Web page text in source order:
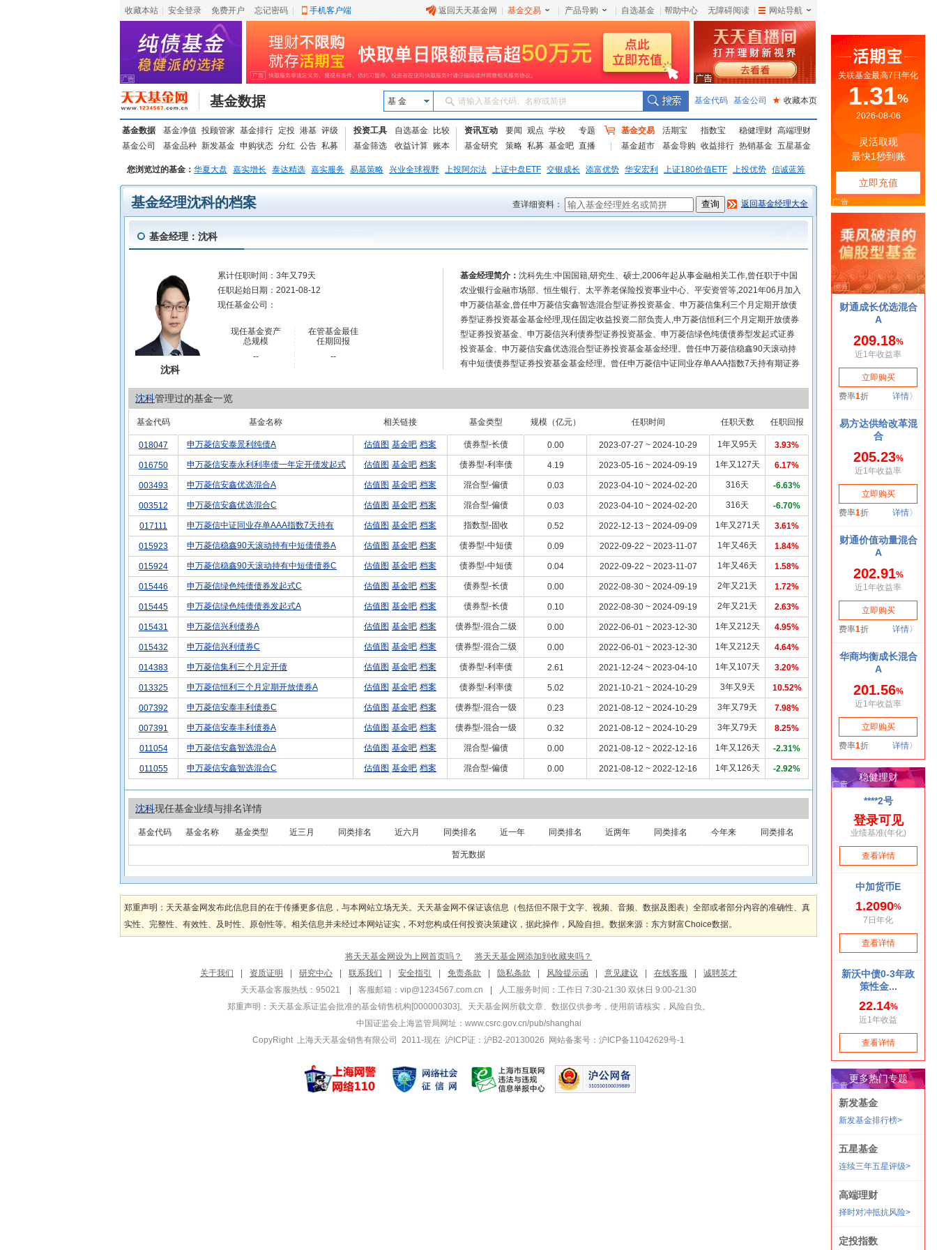
收藏本站 安全登录 免费开户 忘记密码 手机客户端 返回天天基金网 基金交易 产品导购 自选基金 帮助中心 无障碍阅读 网站导航
基金数据 基 金 请输入基金代码、名称或简拼 基金代码 基金公司 ★ 收藏本页
基金数据 基金净值 投顾管家 基金排行 定投 港基 评级
基金公司
基金品种 新发基金 申购状态 分红 公告 私募
投资工具 自选基金
比较
基金筛选
收益计算 账本
资讯互动 要闻 观点 学校
专题
基金研究
策略 私募 基金吧 直播
基金交易 活期宝 指数宝 稳健理财 高端理财
基金超市
基金导购 收益排行 热销基金 五星基金
您浏览过的基金： 华夏大盘 嘉实增长 泰达精选 嘉实服务 易基策略 兴业全球视野 上投阿尔法 上证中盘ETF 交银成长 添富优势 华安宏利 上证180价值ETF 上投优势 信诚蓝筹
基金经理沈科的档案 查详细资料： 返回基金经理大全
基金经理：沈科
基金经理简介： 沈科先生:中国国籍,研究生、硕士,2006年起从事金融相关工作,曾任职于中国
农业银行金融市场部、恒生银行、太平养老保险投资事业中心、平安资管等,2021年06月加入
申万菱信基金,曾任申万菱信安鑫智选混合型证券投资基金、申万菱信集利三个月定期开放债
券型证券投资基金基金经理,现任固定收益投资二部负责人,申万菱信恒利三个月定期开放债券
型证券投资基金、申万菱信兴利债券型证券投资基金、申万菱信绿色纯债债券型发起式证券
投资基金、申万菱信安鑫优选混合型证券投资基金基金经理。曾任申万菱信稳鑫90天滚动持
有中短债债券型证券投资基金基金经理。曾任申万菱信中证同业存单AAA指数7天持有期证券
资基金基金经理。
沈科
累计任职时间： 3年又79天
任职起始日期： 2021-08-12
现任基金公司：
现任基金资产
总规模
--
在管基金最佳
任期回报
--
沈科管理过的基金一览
基金代码 基金名称 相关链接 基金类型 规模（亿元） 任职时间 任职天数 任职回报
018047 申万菱信安泰景利纯债A 估值图 基金吧 档案 债券型-长债 0.00 2023-07-27 ~ 2024-10-29 1年又95天 3.93%
016750 申万菱信安泰永利利率债一年定开债发起式 估值图 基金吧 档案 债券型-利率债 4.19 2023-05-16 ~ 2024-09-19 1年又127天 6.17%
003493 申万菱信安鑫优选混合A 估值图 基金吧 档案 混合型-偏债 0.03 2023-04-10 ~ 2024-02-20 316天 -6.63%
003512 申万菱信安鑫优选混合C 估值图 基金吧 档案 混合型-偏债 0.03 2023-04-10 ~ 2024-02-20 316天 -6.70%
017111 申万菱信中证同业存单AAA指数7天持有 估值图 基金吧 档案 指数型-固收 0.52 2022-12-13 ~ 2024-09-09 1年又271天 3.61%
015923 申万菱信稳鑫90天滚动持有中短债债券A 估值图 基金吧 档案 债券型-中短债 0.09 2022-09-22 ~ 2023-11-07 1年又46天 1.84%
015924 申万菱信稳鑫90天滚动持有中短债债券C 估值图 基金吧 档案 债券型-中短债 0.04 2022-09-22 ~ 2023-11-07 1年又46天 1.58%
015446 申万菱信绿色纯债债券发起式C 估值图 基金吧 档案 债券型-长债 0.00 2022-08-30 ~ 2024-09-19 2年又21天 1.72%
015445 申万菱信绿色纯债债券发起式A 估值图 基金吧 档案 债券型-长债 0.10 2022-08-30 ~ 2024-09-19 2年又21天 2.63%
015431 申万菱信兴利债券A 估值图 基金吧 档案 债券型-混合二级 0.00 2022-06-01 ~ 2023-12-30 1年又212天 4.95%
015432 申万菱信兴利债券C 估值图 基金吧 档案 债券型-混合二级 0.00 2022-06-01 ~ 2023-12-30 1年又212天 4.64%
014383 申万菱信集利三个月定开债 估值图 基金吧 档案 债券型-利率债 2.61 2021-12-24 ~ 2023-04-10 1年又107天 3.20%
013325 申万菱信恒利三个月定期开放债券A 估值图 基金吧 档案 债券型-利率债 5.02 2021-10-21 ~ 2024-10-29 3年又9天 10.52%
007392 申万菱信安泰丰利债券C 估值图 基金吧 档案 债券型-混合一级 0.23 2021-08-12 ~ 2024-10-29 3年又79天 7.98%
007391 申万菱信安泰丰利债券A 估值图 基金吧 档案 债券型-混合一级 0.32 2021-08-12 ~ 2024-10-29 3年又79天 8.25%
011054 申万菱信安鑫智选混合A 估值图 基金吧 档案 混合型-偏债 0.00 2021-08-12 ~ 2022-12-16 1年又126天 -2.31%
011055 申万菱信安鑫智选混合C 估值图 基金吧 档案 混合型-偏债 0.00 2021-08-12 ~ 2022-12-16 1年又126天 -2.92%
沈科现任基金业绩与排名详情
基金代码 基金名称 基金类型 近三月 同类排名 近六月 同类排名 近一年 同类排名 近两年 同类排名 今年来 同类排名
暂无数据
郑重声明：天天基金网发布此信息目的在于传播更多信息，与本网站立场无关。天天基金网不保证该信息（包括但不限于文字、视频、音频、数据及图表）全部或者部分内容的准确性、真
实性、完整性、有效性、及时性、原创性等。相关信息并未经过本网站证实，不对您构成任何投资决策建议，据此操作，风险自担。数据来源：东方财富Choice数据。
将天天基金网设为上网首页吗？
将天天基金网添加到收藏夹吗？
关于我们
资质证明 研究中心 联系我们 安全指引 免责条款 隐私条款 风险提示函 意见建议 在线客服
诚聘英才
天天基金客服热线：95021
客服邮箱： vip@1234567.com.cn
人工服务时间：工作日 7:30-21:30 双休日 9:00-21:30
郑重声明： 天天基金系证监会批准的基金销售机构[000000303]。天天基金网所载文章、数据仅供参考，使用前请核实，风险自负。
中国证监会上海监管局网址： www.csrc.gov.cn/pub/shanghai
CopyRight 上海天天基金销售有限公司 2011-现在 沪ICP证：沪B2-20130026
网站备案号：沪ICP备11042629号-1